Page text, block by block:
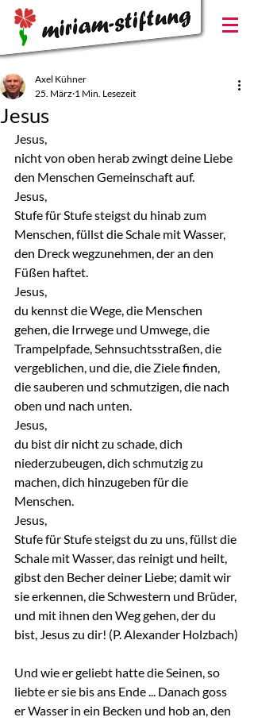
Jesus
Axel Kühner
25. März 1 Min. Lesezeit
Jesus,
nicht von oben herab zwingt deine Liebe
den Menschen Gemeinschaft auf.
Jesus,
Stufe für Stufe steigst du hinab zum
Menschen, füllst die Schale mit Wasser,
den Dreck wegzunehmen, der an den
Füßen haftet.
Jesus,
du kennst die Wege, die Menschen
gehen, die Irrwege und Umwege, die
Trampelpfade, Sehnsuchtsstraßen, die
vergeblichen, und die, die Ziele finden,
die sauberen und schmutzigen, die nach
oben und nach unten.
Jesus,
du bist dir nicht zu schade, dich
niederzubeugen, dich schmutzig zu
machen, dich hinzugeben für die
Menschen.
Jesus,
Stufe für Stufe steigst du zu uns, füllst die
Schale mit Wasser, das reinigt und heilt,
gibst den Becher deiner Liebe; damit wir
sie erkennen, die Schwestern und Brüder,
und mit ihnen den Weg gehen, der du
bist, Jesus zu dir! (P. Alexander Holzbach)
Und wie er geliebt hatte die Seinen, so
liebte er sie bis ans Ende ... Danach goss
er Wasser in ein Becken und hob an, den